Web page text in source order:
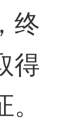
终
得